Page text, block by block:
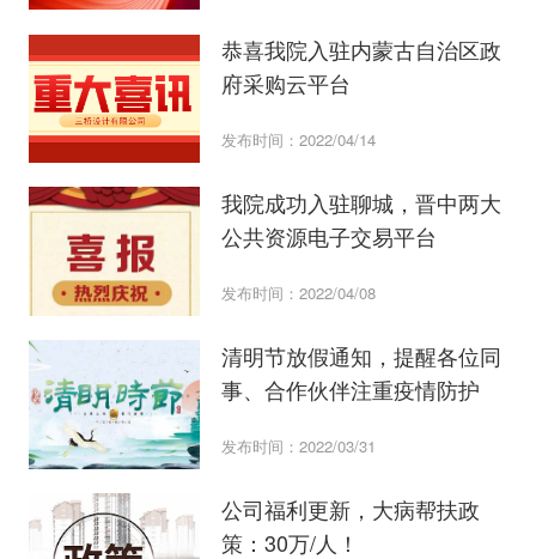
恭喜我院入驻内蒙古自治区政
府采购云平台
发布时间：2022/04/14
​我院成功入驻聊城，晋中两大
公共资源电子交易平台
发布时间：2022/04/08
清明节放假通知，提醒各位同
事、合作伙伴注重疫情防护
发布时间：2022/03/31
公司福利更新，大病帮扶政
策：30万/人！